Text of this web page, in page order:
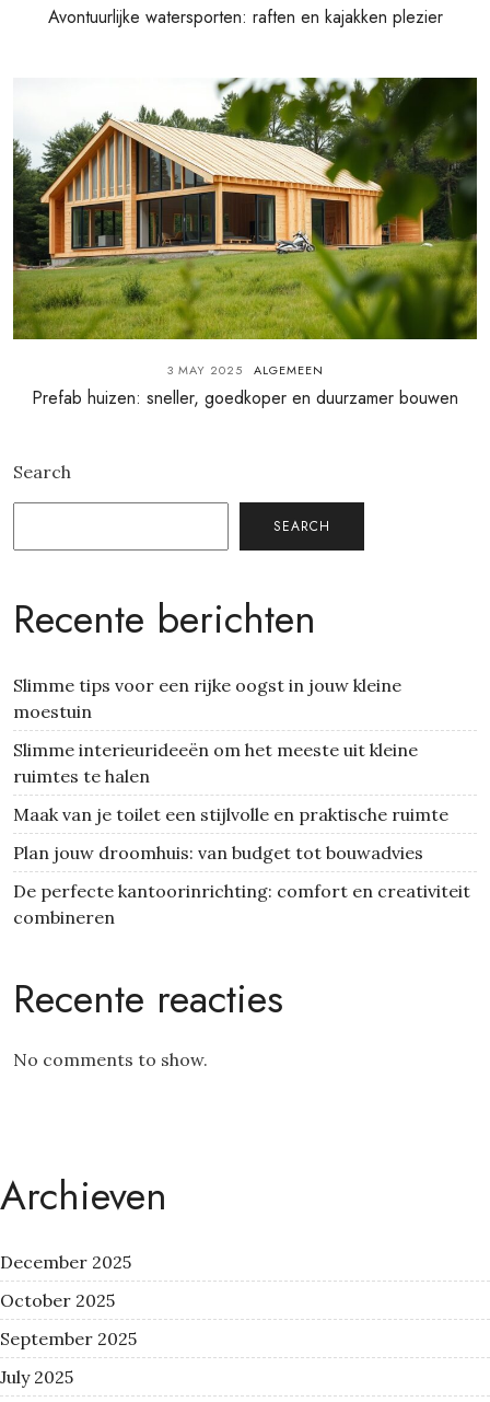
Avontuurlijke watersporten: raften en kajakken plezier
3 MAY 2025 ALGEMEEN
Prefab huizen: sneller, goedkoper en duurzamer bouwen
Search
SEARCH
Recente berichten
Slimme tips voor een rijke oogst in jouw kleine
moestuin
Slimme interieurideeën om het meeste uit kleine
ruimtes te halen
Maak van je toilet een stijlvolle en praktische ruimte
Plan jouw droomhuis: van budget tot bouwadvies
De perfecte kantoorinrichting: comfort en creativiteit
combineren
Recente reacties
No comments to show.
Archieven
December 2025
October 2025
September 2025
July 2025